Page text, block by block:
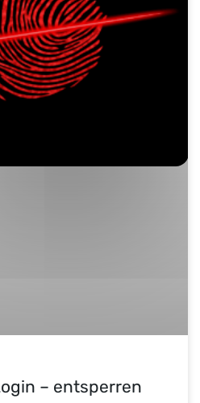
– entsperren